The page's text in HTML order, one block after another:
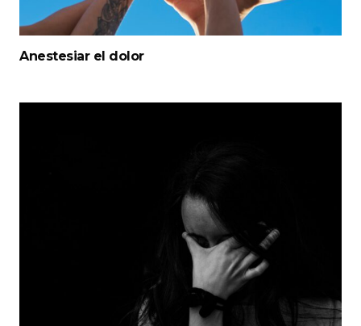
Anestesiar el dolor